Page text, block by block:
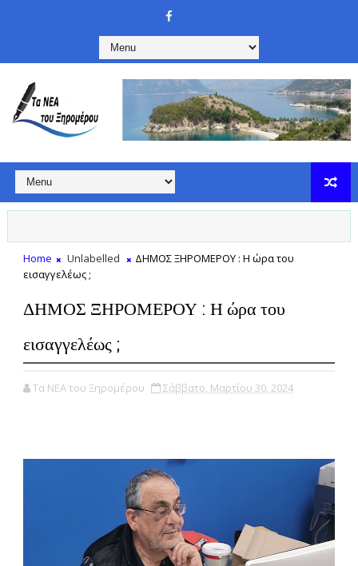
Home Unlabelled
ΔΗΜΟΣ ΞΗΡΟΜΕΡΟΥ : Η ώρα του
εισαγγελέως ;
ΔΗΜΟΣ ΞΗΡΟΜΕΡΟΥ : Η ώρα του
εισαγγελέως ;
Τα ΝΕΑ του Ξηρομέρου Σάββατο, Μαρτίου 30, 2024